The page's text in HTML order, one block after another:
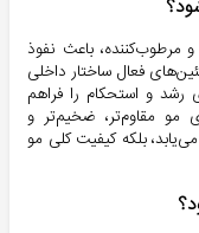
مرطوب‌کننده، باعث نفوذ
فعال ساختار داخلی
رشد و استحکام را فراهم
مو مقاوم‌تر، ضخیم‌تر و
بلکه کیفیت کلی مو